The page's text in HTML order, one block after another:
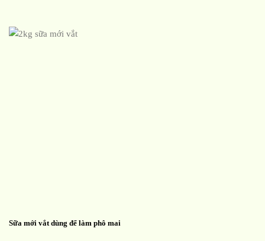
Sữa mới vắt dùng để làm phô mai